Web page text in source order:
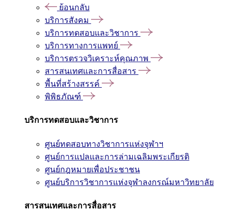
ย้อนกลับ
บริการสังคม
บริการทดสอบและวิชาการ
บริการทางการแพทย์
บริการตรวจวิเคราะห์คุณภาพ
สารสนเทศและการสื่อสาร
พื้นที่สร้างสรรค์
พิพิธภัณฑ์
บริการทดสอบและวิชาการ
ศูนย์ทดสอบทางวิชาการแห่งจุฬาฯ
ศูนย์การแปลและการล่ามเฉลิมพระเกียรติ
ศูนย์กฎหมายเพื่อประชาชน
ศูนย์บริการวิชาการแห่งจุฬาลงกรณ์มหาวิทยาลัย
สารสนเทศและการสื่อสาร